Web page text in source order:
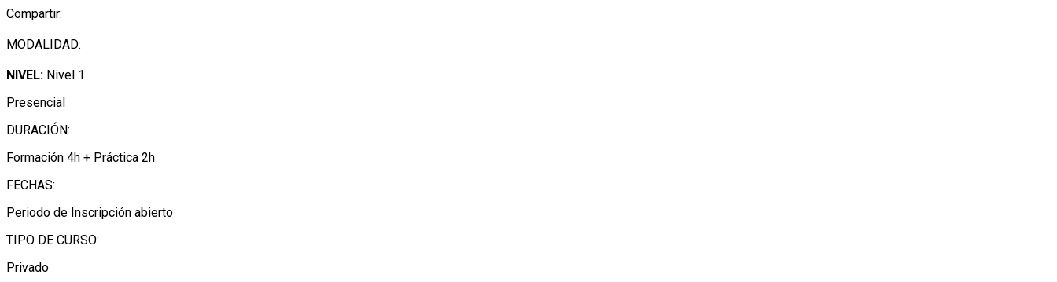
Compartir:
MODALIDAD:
NIVEL: Nivel 1
Presencial
DURACIÓN:
Formación 4h + Práctica 2h
FECHAS:
Periodo de Inscripción abierto
TIPO DE CURSO:
Privado